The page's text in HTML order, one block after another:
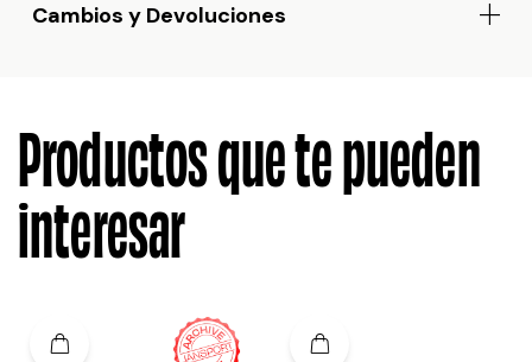
Cambios y Devoluciones
Productos que te pueden
interesar